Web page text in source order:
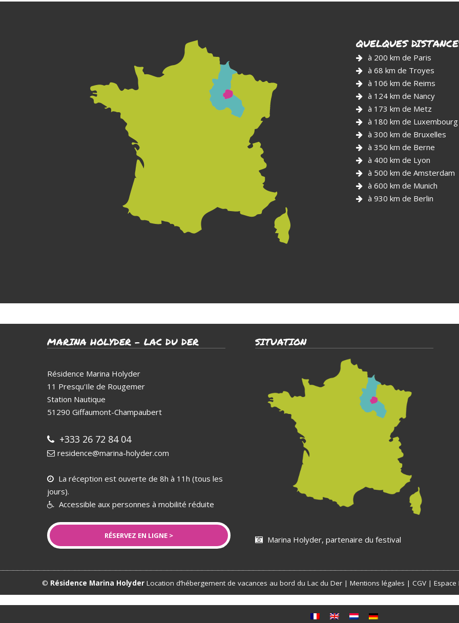
QUELQUES
à 200 km de Paris
à 68 km de Troyes
à 106 km de Reims
à 124 km de Nancy
à 173 km de Metz
à 180 km de Luxembourg
à 300 km de Bruxelles
à 350 km de Berne
à 400 km de Lyon
à 500 km de Amsterdam
à 600 km de Munich
à 930 km de Berlin
MARINA HOLYDER – LAC DU DER
Résidence Marina Holyder
11 Presqu'Ile de Rougemer
Station Nautique
51290 Giffaumont-Champaubert
+333 26 72 84 04
residence@marina-holyder.com
La réception est ouverte de 8h à 11h (tous les
jours).
Accessible aux personnes à mobilité réduite
RÉSERVEZ EN LIGNE >
SITUATION
Marina Holyder, partenaire du festival
© Résidence Marina Holyder Location d’hébergement de vacances au bord du Lac du Der | Mentions légales | CGV | Espace